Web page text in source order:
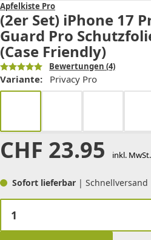
Apfelkiste Pro
(2er Set) iPhone 17
Guard Pro
(Case Friendly)
Bewertungen (4)
Variante: Privacy Pro
CHF 23.95 inkl. MwSt.
Sofort lieferbar | Schnellversand